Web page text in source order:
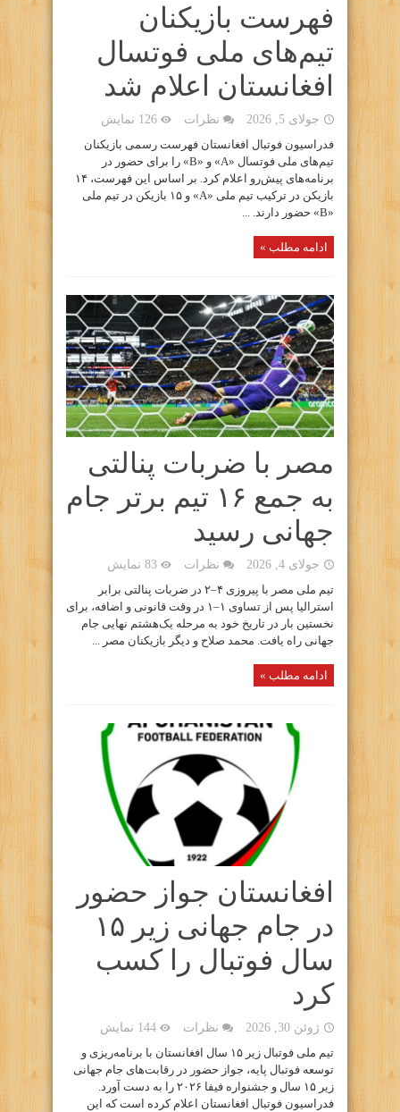
فهرست بازیکنان
تیم‌های ملی فوتسال
افغانستان اعلام شد
جولای 5, 2026 نظرات
126 نمایش
فدراسیون فوتبال افغانستان فهرست رسمی بازیکنان
تیم‌های ملی فوتسال «A» و «B» را برای حضور در
برنامه‌های پیش‌رو اعلام کرد. بر اساس این فهرست، ۱۴
بازیکن در ترکیب تیم ملی «A» و ۱۵ بازیکن در تیم ملی
«B» حضور دارند. ...
ادامه مطلب »
مصر با ضربات پنالتی
به جمع ۱۶ تیم برتر جام
جهانی رسید
جولای 4, 2026 نظرات
83 نمایش
تیم ملی مصر با پیروزی ۴–۲ در ضربات پنالتی برابر
استرالیا پس از تساوی ۱–۱ در وقت قانونی و اضافه، برای
نخستین بار در تاریخ خود به مرحله یک‌هشتم نهایی جام
جهانی راه یافت. محمد صلاح و دیگر بازیکنان مصر ...
ادامه مطلب »
افغانستان جواز حضور
در جام جهانی زیر ۱۵
سال فوتبال را کسب
کرد
ژوئن 30, 2026 نظرات
144 نمایش
تیم ملی فوتبال زیر ۱۵ سال افغانستان با برنامه‌ریزی و
توسعه فوتبال پایه، جواز حضور در رقابت‌های جام جهانی
زیر ۱۵ سال و جشنواره فیفا ۲۰۲۶ را به دست آورد.
فدراسیون فوتبال افغانستان اعلام کرده است که این